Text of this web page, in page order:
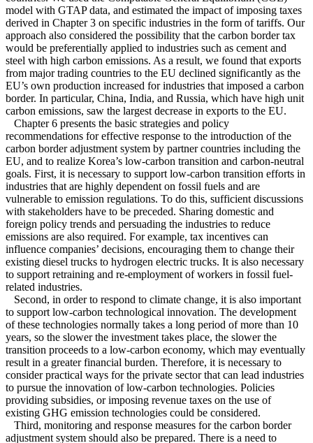
model with GTAP data, and estimated the impact of imposing taxes
derived in Chapter 3 on specific industries in the form of tariffs. Our
approach also considered the possibility that the carbon border tax
would be preferentially applied to industries such as cement and
steel with high carbon emissions. As a result, we found that exports
from major trading countries to the EU declined significantly as the
EU’s own production increased for industries that imposed a carbon
border. In particular, China, India, and Russia, which have high unit
carbon emissions, saw the largest decrease in exports to the EU.
Chapter 6 presents the basic strategies and policy
recommendations for effective response to the introduction of the
carbon border adjustment system by partner countries including the
EU, and to realize Korea’s low-carbon transition and carbon-neutral
goals. First, it is necessary to support low-carbon transition efforts in
industries that are highly dependent on fossil fuels and are
vulnerable to emission regulations. To do this, sufficient discussions
with stakeholders have to be preceded. Sharing domestic and
foreign policy trends and persuading the industries to reduce
emissions are also required. For example, tax incentives can
influence companies’ decisions, encouraging them to change their
existing diesel trucks to hydrogen electric trucks. It is also necessary
to support retraining and re-employment of workers in fossil fuel-
related industries.
Second, in order to respond to climate change, it is also important
to support low-carbon technological innovation. The development
of these technologies normally takes a long period of more than 10
years, so the slower the investment takes place, the slower the
transition proceeds to a low-carbon economy, which may eventually
result in a greater financial burden. Therefore, it is necessary to
consider practical ways for the private sector that can lead industries
to pursue the innovation of low-carbon technologies. Policies
providing subsidies, or imposing revenue taxes on the use of
existing GHG emission technologies could be considered.
Third, monitoring and response measures for the carbon border
adjustment system should also be prepared. There is a need to